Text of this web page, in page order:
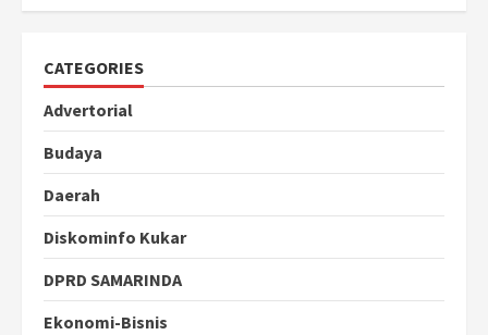
CATEGORIES
Advertorial
Budaya
Daerah
Diskominfo Kukar
DPRD SAMARINDA
Ekonomi-Bisnis